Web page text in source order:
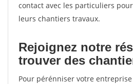
contact avec les particuliers
leurs chantiers travaux.
Rejoignez notre
trouver des
Pour pérénniser votre